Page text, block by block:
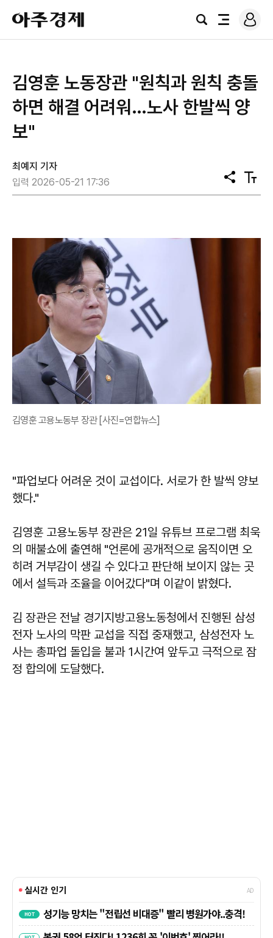
아
주
경
검
전
로
그
김영훈 노동장관 "원칙과 원칙 충돌
하면 해결 어려워…노사 한발씩 양
보"
최예지 기자
입력 2026-05-21 17:36
공
유
텍
스
김영훈 고용노동부 장관 [사진=연합뉴스]
"파업보다 어려운 것이 교섭이다. 서로가 한 발씩 양보
했다."
김영훈 고용노동부 장관은 21일 유튜브 프로그램 최욱
의 매불쇼에 출연해 "언론에 공개적으로 움직이면 오
히려 거부감이 생길 수 있다고 판단해 보이지 않는 곳
에서 설득과 조율을 이어갔다"며 이같이 밝혔다.
김 장관은 전날 경기지방고용노동청에서 진행된 삼성
전자 노사의 막판 교섭을 직접 중재했고, 삼성전자 노
사는 총파업 돌입을 불과 1시간여 앞두고 극적으로 잠
정 합의에 도달했다.